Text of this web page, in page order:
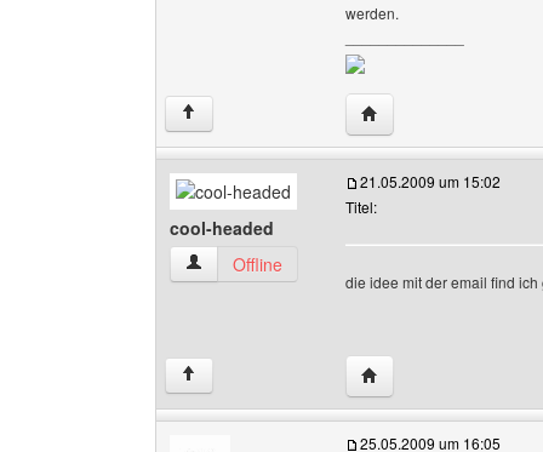
werden.
↑ Website dieses
cool-headed
cool-headed Benutzer-Profile anzeigen
Offline
21.05.2009 um 15:02
Titel:
die idee mit der email find ich
↑ Website dieses
25.05.2009 um 16:05